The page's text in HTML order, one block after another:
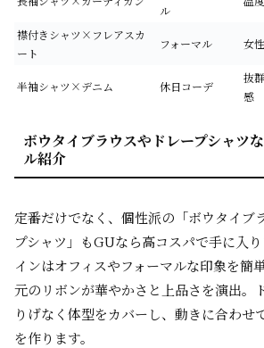
ル
襟付きシャツ×フレアスカ
ート
フォーマル 女
半袖シャツ×デニム 休日コーデ
抜
感
ボウタイブラウスやドレープシャツ
ル紹介
定番だけでなく、個性派の「ボウタイブ
プシャツ」もGUなら高コスパで手に入
インはオフィスやフォーマルな印象を簡
元のリボンが華やかさと上品さを演出。
りげなく体型をカバーし、動きに合わせ
を作ります。